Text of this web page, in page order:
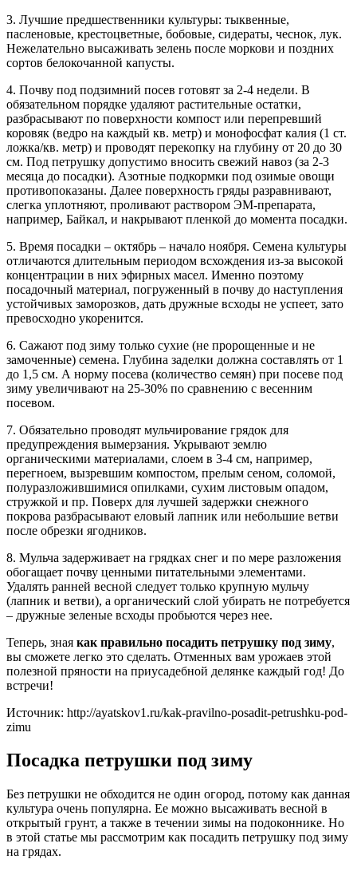
3. Лучшие предшественники культуры: тыквенные,
пасленовые, крестоцветные, бобовые, сидераты, чеснок, лук.
Нежелательно высаживать зелень после моркови и поздних
сортов белокочанной капусты.
4. Почву под подзимний посев готовят за 2-4 недели. В
обязательном порядке удаляют растительные остатки,
разбрасывают по поверхности компост или перепревший
коровяк (ведро на каждый кв. метр) и монофосфат калия (1 ст.
ложка/кв. метр) и проводят перекопку на глубину от 20 до 30
см. Под петрушку допустимо вносить свежий навоз (за 2-3
месяца до посадки). Азотные подкормки под озимые овощи
противопоказаны. Далее поверхность гряды разравнивают,
слегка уплотняют, проливают раствором ЭМ-препарата,
например, Байкал, и накрывают пленкой до момента посадки.
5. Время посадки – октябрь – начало ноября. Семена культуры
отличаются длительным периодом всхождения из-за высокой
концентрации в них эфирных масел. Именно поэтому
посадочный материал, погруженный в почву до наступления
устойчивых заморозков, дать дружные всходы не успеет, зато
превосходно укоренится.
6. Сажают под зиму только сухие (не пророщенные и не
замоченные) семена. Глубина заделки должна составлять от 1
до 1,5 см. А норму посева (количество семян) при посеве под
зиму увеличивают на 25-30% по сравнению с весенним
посевом.
7. Обязательно проводят мульчирование грядок для
предупреждения вымерзания. Укрывают землю
органическими материалами, слоем в 3-4 см, например,
перегноем, вызревшим компостом, прелым сеном, соломой,
полуразложившимися опилками, сухим листовым опадом,
стружкой и пр. Поверх для лучшей задержки снежного
покрова разбрасывают еловый лапник или небольшие ветви
после обрезки ягодников.
8. Мульча задерживает на грядках снег и по мере разложения
обогащает почву ценными питательными элементами.
Удалять ранней весной следует только крупную мульчу
(лапник и ветви), а органический слой убирать не потребуется
– дружные зеленые всходы пробьются через нее.
Теперь, зная как правильно посадить петрушку под зиму,
вы сможете легко это сделать. Отменных вам урожаев этой
полезной пряности на приусадебной делянке каждый год! До
встречи!
Источник: http://ayatskov1.ru/kak-pravilno-posadit-petrushku-pod-
zimu
Посадка петрушки под зиму
Без петрушки не обходится не один огород, потому как данная
культура очень популярна. Ее можно высаживать весной в
открытый грунт, а также в течении зимы на подоконнике. Но
в этой статье мы рассмотрим как посадить петрушку под зиму
на грядах.